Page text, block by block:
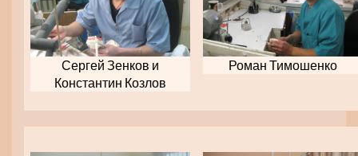
Сергей Зенков и
Константин Козлов
Роман Тимошенко